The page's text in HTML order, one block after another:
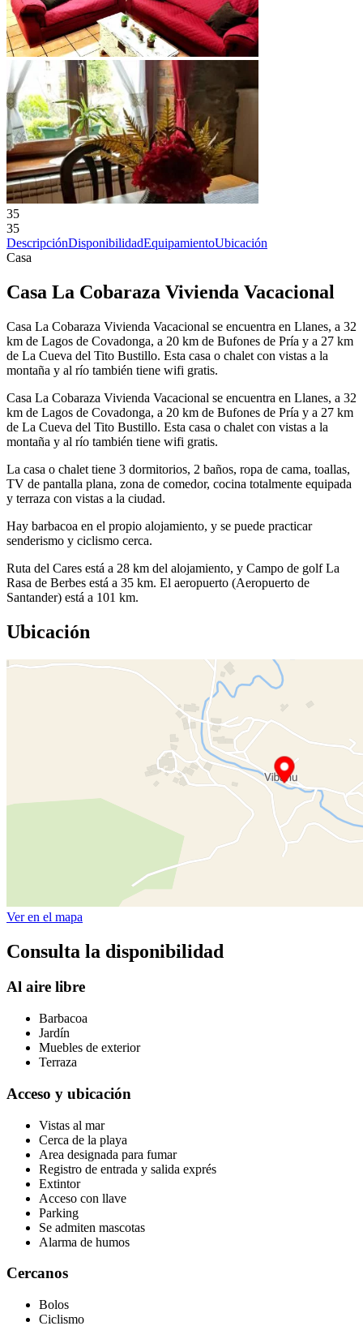
35
35
DescripciónDisponibilidadEquipamientoUbicación
Casa
Casa La Cobaraza Vivienda Vacacional
Casa La Cobaraza Vivienda Vacacional se encuentra en Llanes, a 32
km de Lagos de Covadonga, a 20 km de Bufones de Pría y a 27 km
de La Cueva del Tito Bustillo. Esta casa o chalet con vistas a la
montaña y al río también tiene wifi gratis.
Casa La Cobaraza Vivienda Vacacional se encuentra en Llanes, a 32
km de Lagos de Covadonga, a 20 km de Bufones de Pría y a 27 km
de La Cueva del Tito Bustillo. Esta casa o chalet con vistas a la
montaña y al río también tiene wifi gratis.
La casa o chalet tiene 3 dormitorios, 2 baños, ropa de cama, toallas,
TV de pantalla plana, zona de comedor, cocina totalmente equipada
y terraza con vistas a la ciudad.
Hay barbacoa en el propio alojamiento, y se puede practicar
senderismo y ciclismo cerca.
Ruta del Cares está a 28 km del alojamiento, y Campo de golf La
Rasa de Berbes está a 35 km. El aeropuerto (Aeropuerto de
Santander) está a 101 km.
Ubicación
Ver en el mapa
Consulta la disponibilidad
Al aire libre
Barbacoa
Jardín
Muebles de exterior
Terraza
Acceso y ubicación
Vistas al mar
Cerca de la playa
Area designada para fumar
Registro de entrada y salida exprés
Extintor
Acceso con llave
Parking
Se admiten mascotas
Alarma de humos
Cercanos
Bolos
Ciclismo